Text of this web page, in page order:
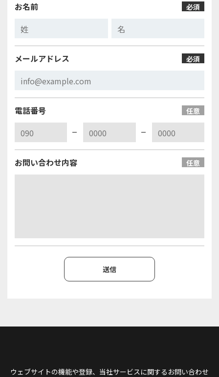
お名前 必須
メールアドレス 必須
電話番号 任意
お問い合わせ内容 任意
ウェブサイトの機能や登録、当社サービスに関するお問い合わせ